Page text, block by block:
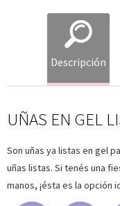
Descripción
UÑAS EN GEL
Son uñas ya listas en gel
uñas listas. Si tenés una
manos, ¡ésta es la opción